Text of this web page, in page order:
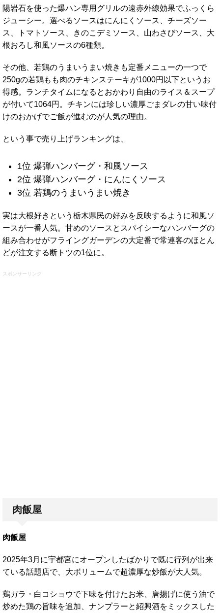
陽岩石を使った爆ハン専用グリルの遠赤外線効果でふっくら
ジューシー。選べるソースはにんにくソース、チーズソー
ス、トマトソース、きのこデミソース、山わさびソース、大
根おろし和風ソースの6種類。
その他、若鶏のうまいうまい焼きも定番メニューの一つで
250gの若鶏もも肉のチキンステーキが1000円以下というお
得感。ランチタイムになるとおかわり自由のライス＆スープ
が付いて1064円。チキンには珍しい濃厚ごまダレの甘い味付
けのおかげでご飯が進むのが人気の理由。
という事で売り上げランキングは、
1位 爆弾ハンバーグ・和風ソース
2位 爆弾ハンバーグ・にんにくソース
3位 若鶏のうまいうまい焼き
実は大根好きという栃木県民の好みを反映するように和風ソ
ースが一番人気。甘めのソースとスパイシーなハンバーグの
組み合わせがフライングガーデンの大定番で常連客のほとん
どが注文する断トツの1位に。
スポンサーリンク
肉飯屋
肉飯屋
2025年3月に宇都宮にオープンしたばかりで既に行列が出来
ている話題店で、大ボリュームで超濃厚な炒飯が大人気。
鶏ガラ・白コショウで下味を付けたお米、唐揚げに使う油で
炒めた鶏の旨味を追加、ナンプラーと紹興酒をミックスした